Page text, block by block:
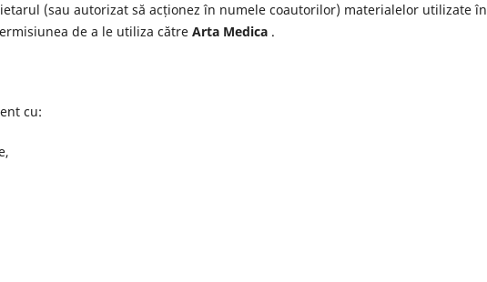
(sau autorizat să acționez în numele coautorilor) materialelor utilizate în
de a le utiliza către Arta Medica .
cu: